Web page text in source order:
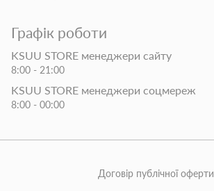
Графік роботи
KSUU STORE менеджери сайту
8:00 - 21:00
KSUU STORE менеджери соцмереж
8:00 - 00:00
Договір публічної оферти